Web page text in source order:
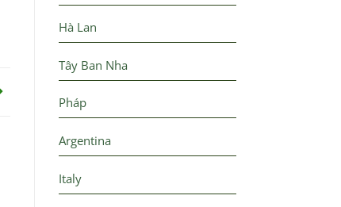
Hà Lan
Tây Ban Nha
Pháp
Argentina
Italy